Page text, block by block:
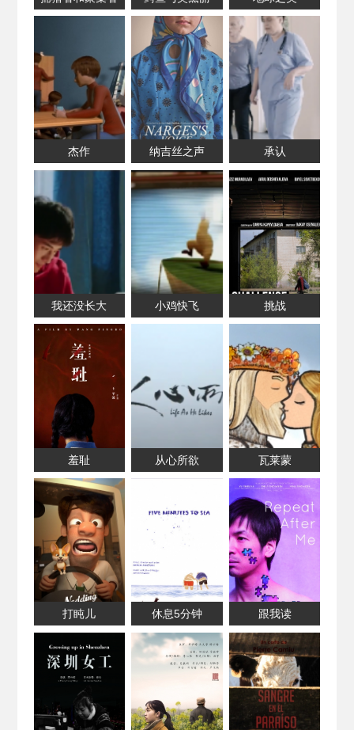
杰作 纳吉丝之声 承认
我还没长大 小鸡快飞 挑战
羞耻 从心所欲 瓦莱蒙
打盹儿 休息5分钟 跟我读